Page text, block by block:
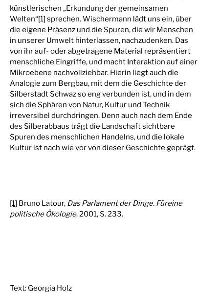
künstlerischen „Erkundung der gemeinsamen
Welten“[1] sprechen. Wischermann lädt uns ein, über
die eigene Präsenz und die Spuren, die wir Menschen
in unserer Umwelt hinterlassen, nachzudenken. Das
von ihr auf- oder abgetragene Material repräsentiert
menschliche Eingriffe, und macht Interaktion auf einer
Mikroebene nachvollziehbar. Hierin liegt auch die
Analogie zum Bergbau, mit dem die Geschichte der
Silberstadt Schwaz so eng verbunden ist, und in dem
sich die Sphären von Natur, Kultur und Technik
irreversibel durchdringen. Denn auch nach dem Ende
des Silberabbaus trägt die Landschaft sichtbare
Spuren des menschlichen Handelns, und die lokale
Kultur ist nach wie vor von dieser Geschichte geprägt.
[1] Bruno Latour, Das Parlament der Dinge. Füreine
politische Ökologie, 2001, S. 233.
Text: Georgia Holz